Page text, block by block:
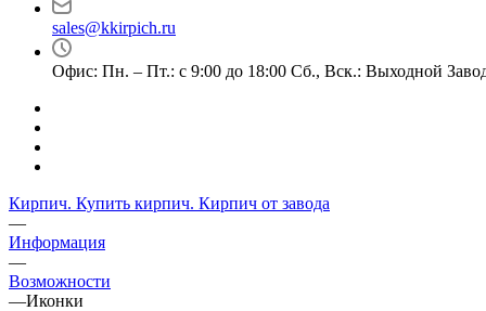
sales@kkirpich.ru
Офис: Пн. – Пт.: с 9:00 до 18:00 Сб., Вск.: Выходной
Кирпич. Купить кирпич. Кирпич от завода
—
Информация
—
Возможности
—Иконки